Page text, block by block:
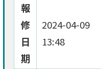
報
修
日
期
2024-04-09
13:48